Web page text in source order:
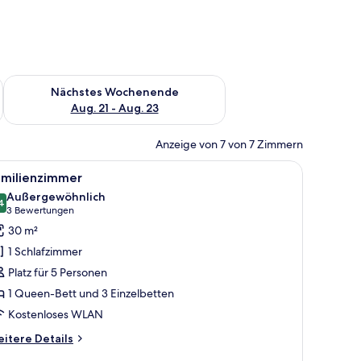
Aug. 14 - Aug. 16.
Nächstes Wochenende
Aug. 21 - Aug. 23
Überprüfe die Verfügbarkeit für nächstes Wochenende, Aug.
Anzeige von 7 von 7 Zimmern
Zitat. Ein Smartphone liegt auf einem Nachttisch neben einem
einem Kopfteil, einem Fenster mit Vorhängen, einem Bild an der Wand
Ein ordentlich bezogenes Bett mit weißer
7
von 10
Außergewöhnlich
3 Bewertungen
(3
Bewertungen)
30 m²
1 Schlafzimmer
Platz für 5 Personen
1 Queen-Bett und 3 Einzelbetten
Kostenloses WLAN
Details